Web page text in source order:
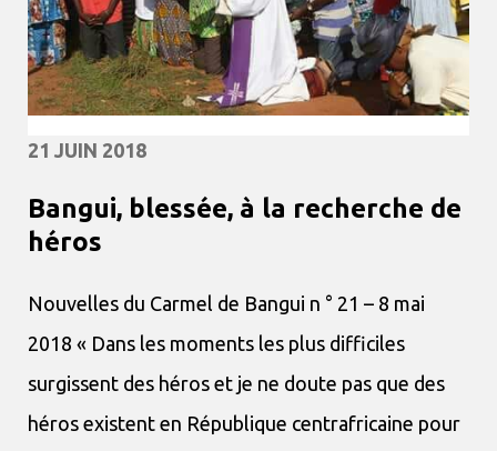
21 JUIN 2018
Bangui, blessée, à la recherche de
héros
Nouvelles du Carmel de Bangui n ° 21 – 8 mai
2018 « Dans les moments les plus difficiles
surgissent des héros et je ne doute pas que des
héros existent en République centrafricaine pour